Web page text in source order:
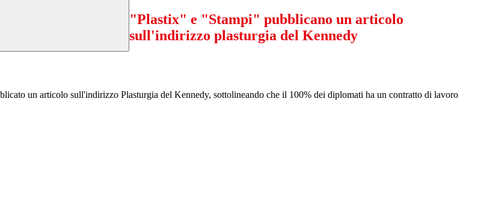
"Plastix" e "Stampi" pubblicano un articolo
sull'indirizzo plasturgia del Kennedy
un articolo sull'indirizzo Plasturgia del Kennedy, sottolineando che il 100% dei diplomati ha un contratto di lavoro